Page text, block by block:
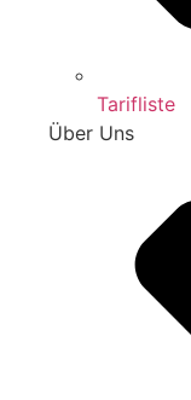
Tarifliste
Über Uns